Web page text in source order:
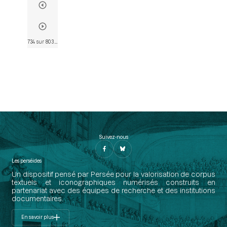
734 sur 803
Suivez-nous
Les perséides
Un dispositif pensé par Persée pour la valorisation de corpus
textuels et iconographiques numérisés construits en
partenariat avec des équipes de recherche et des institutions
documentaires.
En savoir plus